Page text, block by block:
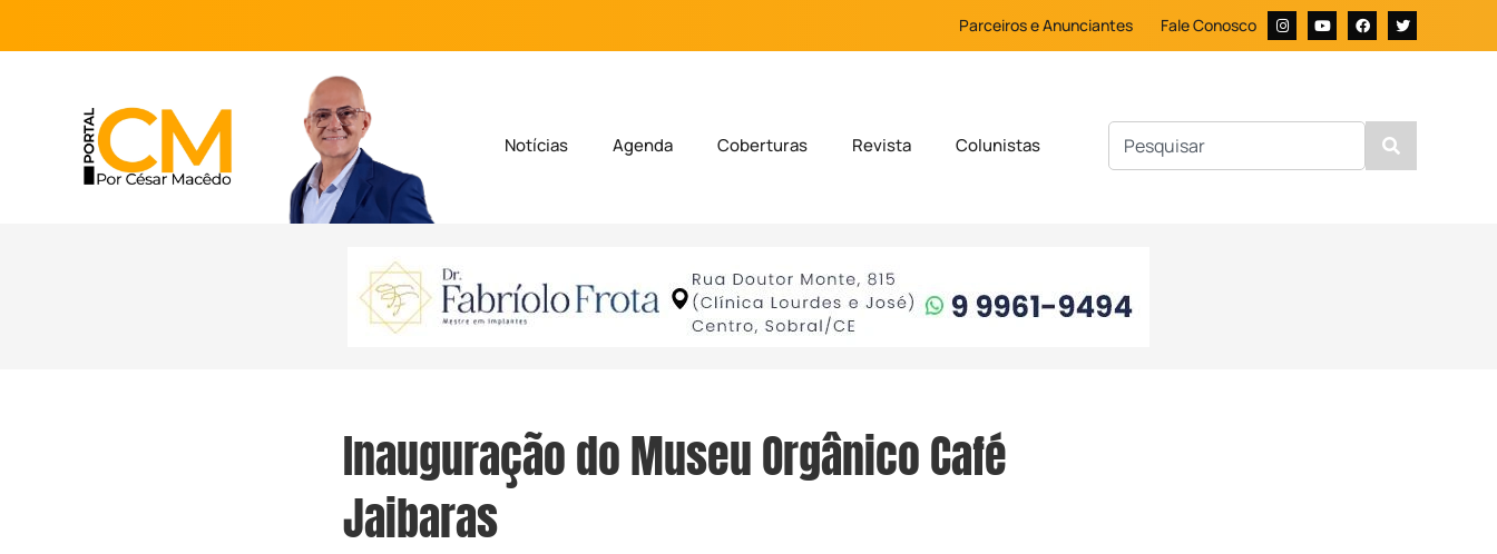
Parceiros e Anunciantes Fale Conosco
Notícias Agenda Coberturas Revista Colunistas
Inauguração do Museu Orgânico Café
Jaibaras